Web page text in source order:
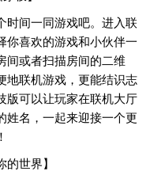
时间一同游戏吧。进入联
你喜欢的游戏和小伙伴一
间或者扫描房间的二维
地联机游戏，更能结识志
版可以让玩家在联机大厅
姓名，一起来迎接一个更
世界】